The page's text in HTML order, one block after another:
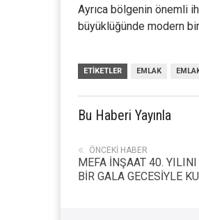
Ayrıca bölgenin önemli
büyüklüğünde modern bir
ETIKETLER EMLAK
Bu Haberi Yayınla
ÖNCEKI HABER
MEFA İNŞAAT 40.
BİR GALA GECESİYLE